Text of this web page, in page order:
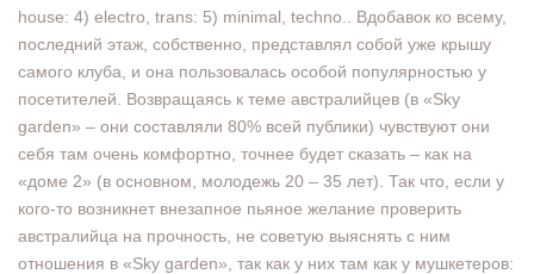
house: 4) electro, trans: 5) minimal, techno.. Вдобавок ко всему,
последний этаж, собственно, представлял собой уже крышу
самого клуба, и она пользовалась особой популярностью у
посетителей. Возвращаясь к теме австралийцев (в «Sky
garden» – они составляли 80% всей публики) чувствуют они
себя там очень комфортно, точнее будет сказать – как на
«доме 2» (в основном, молодежь 20 – 35 лет). Так что, если у
кого-то возникнет внезапное пьяное желание проверить
австралийца на прочность, не советую выяснять с ним
отношения в «Sky garden», так как у них там как у мушкетеров: